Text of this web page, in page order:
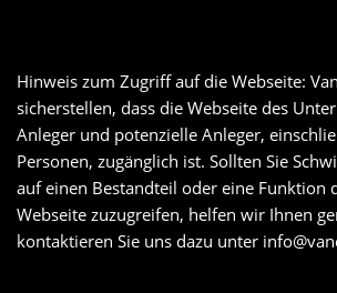
Hinweis zum Zugriff auf die Webseite:
sicherstellen, dass die Webseite des
Anleger und potenzielle Anleger,
Personen, zugänglich ist. Sollten Sie
auf einen Bestandteil oder eine Funktion
Webseite zuzugreifen, helfen wir Ihnen
kontaktieren Sie uns dazu unter